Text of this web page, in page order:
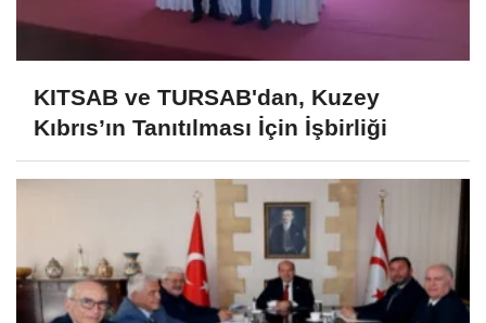
KITSAB ve TURSAB'dan, Kuzey
Kıbrıs’ın Tanıtılması İçin İşbirliği